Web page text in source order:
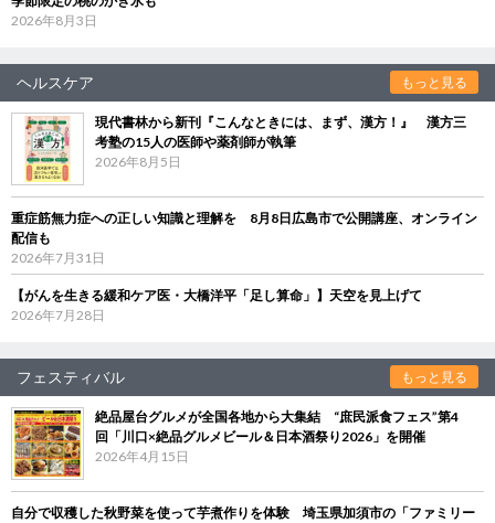
2026年8月3日
ヘルスケア もっと見る
現代書林から新刊『こんなときには、まず、漢方！』 漢方三
考塾の15人の医師や薬剤師が執筆
2026年8月5日
重症筋無力症への正しい知識と理解を 8月8日広島市で公開講座、オンライン
配信も
2026年7月31日
【がんを生きる緩和ケア医・大橋洋平「足し算命」】天空を見上げて
2026年7月28日
フェスティバル もっと見る
絶品屋台グルメが全国各地から大集結 “庶民派食フェス”第4
回「川口×絶品グルメビール＆日本酒祭り2026」を開催
2026年4月15日
自分で収穫した秋野菜を使って芋煮作りを体験 埼玉県加須市の「ファミリー